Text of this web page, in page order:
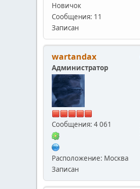
Новичок
Сообщения: 11
Записан
wartandax
Администратор
Сообщения: 4 061
Расположение: Москва
Записан